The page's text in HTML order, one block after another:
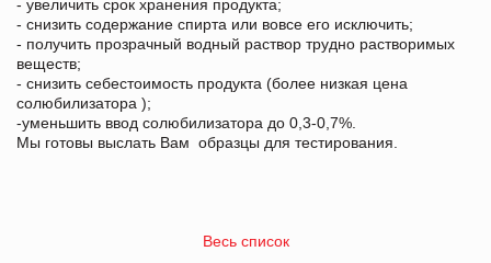
- увеличить срок хранения продукта;
- снизить содержание спирта или вовсе его исключить;
- получить прозрачный водный раствор трудно растворимых
веществ;
- снизить себестоимость продукта (более низкая цена
солюбилизатора );
-уменьшить ввод солюбилизатора до 0,3-0,7%.
Мы готовы выслать Вам образцы для тестирования.
Весь список